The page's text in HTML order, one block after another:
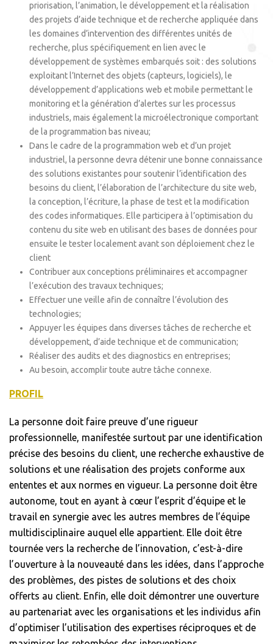
priorisation, l’animation, le développement et la réalisation
des projets d’aide technique et de recherche appliquée dans
les domaines d’intervention des différentes unités de
recherche, plus spécifiquement en lien avec le
développement de systèmes embarqués soit : des solutions
exploitant l’Internet des objets (capteurs, logiciels), le
développement d’applications web et mobile permettant le
monitoring et la génération d’alertes sur les processus
industriels, mais également la microélectronique comportant
de la programmation bas niveau;
Dans le cadre de la programmation web et d’un projet
industriel, la personne devra détenir une bonne connaissance
des solutions existantes pour soutenir l’identification des
besoins du client, l’élaboration de l’architecture du site web,
la conception, l’écriture, la phase de test et la modification
des codes informatiques. Elle participera à l’optimisation du
contenu du site web en utilisant des bases de données pour
ensuite le tester localement avant son déploiement chez le
client
Contribuer aux conceptions préliminaires et accompagner
l’exécution des travaux techniques;
Effectuer une veille afin de connaître l’évolution des
technologies;
Appuyer les équipes dans diverses tâches de recherche et
développement, d’aide technique et de communication;
Réaliser des audits et des diagnostics en entreprises;
Au besoin, accomplir toute autre tâche connexe.
PROFIL
La personne doit faire preuve d’une rigueur
professionnelle, manifestée surtout par une identification
précise des besoins du client, une recherche exhaustive de
solutions et une réalisation des projets conforme aux
ententes et aux normes en vigueur. La personne doit être
autonome, tout en ayant à cœur l’esprit d’équipe et le
travail en synergie avec les autres membres de l’équipe
multidisciplinaire auquel elle appartient. Elle doit être
tournée vers la recherche de l’innovation, c’est-à-dire
l’ouverture à la nouveauté dans les idées, dans l’approche
des problèmes, des pistes de solutions et des choix
offerts au client. Enfin, elle doit démontrer une ouverture
au partenariat avec les organisations et les individus afin
d’optimiser l’utilisation des expertises réciproques et de